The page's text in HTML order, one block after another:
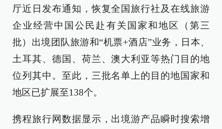
厅近日发布通知，恢复全国旅行社及在线旅游
企业经营中国公民赴有关国家和地区（第三
批）出境团队旅游和“机票+酒店”业务，日本、
土耳其、德国、荷兰、澳大利亚等热门目的地
位列其中。至此，三批名单上的目的地国家和
地区已扩展至138个。
携程旅行网数据显示，出境游产品瞬时搜索增